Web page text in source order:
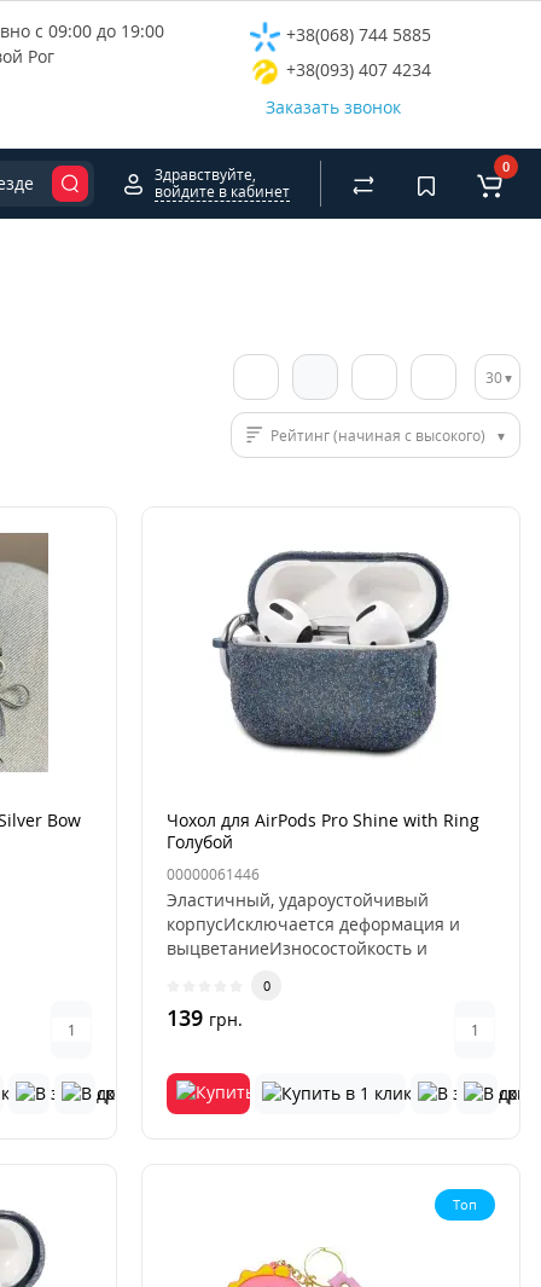
с 09:00 до 19:00
Рог
+38(068) 744 5885
+38(093) 407 4234
Заказать звонок
Здравствуйте,
войдите в кабинет
0
30
Рейтинг (начиная с высокого)
Bow
Чохол для AirPods Pro Shine with Ring
Голубой
00000061446
Эластичный, удароустойчивый
корпусИсключается деформация и
выцветаниеИзносостойкость и
0
139 грн.
Топ